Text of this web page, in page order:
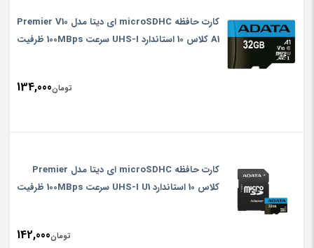
کارت حافظه microSDHC ای دیتا مدل Premier V10
A1 کلاس 10 استاندارد UHS-I سرعت 100MBps ظرفیت
تومان134,000
کارت حافظه‌ microSDHC ای دیتا مدل Premier
کلاس 10 استاندارد UHS-I U1 سرعت 100MBps ظرفیت
تومان142,000